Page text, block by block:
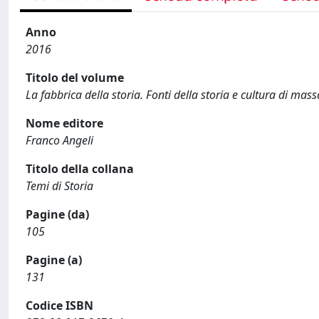
Anno
2016
Titolo del volume
La fabbrica della storia. Fonti della storia e cultura di
Nome editore
Franco Angeli
Titolo della collana
Temi di Storia
Pagine (da)
105
Pagine (a)
131
Codice ISBN